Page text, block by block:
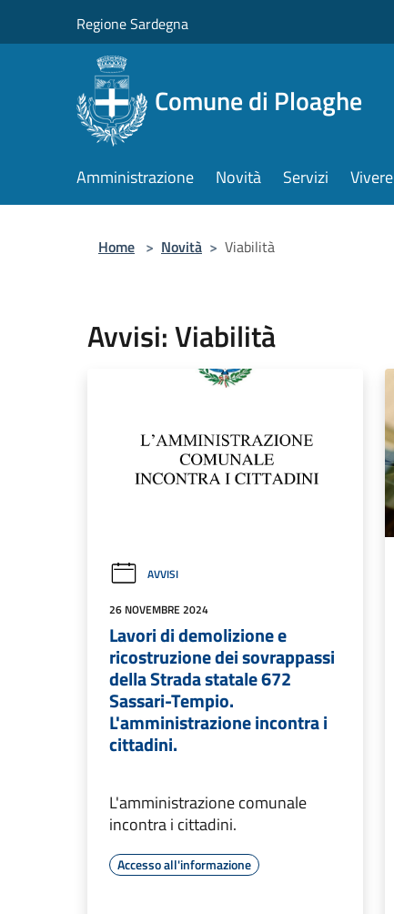
Regione Sardegna
Comune di Ploaghe
Amministrazione Novità Servizi
Home > Novità > Viabilità
Avvisi: Viabilità
AVVISI
26 NOVEMBRE 2024
Lavori di demolizione e
ricostruzione dei sovrappassi
della Strada statale 672
Sassari-Tempio.
L'amministrazione incontra i
cittadini.
L'amministrazione comunale
incontra i cittadini.
Accesso all'informazione